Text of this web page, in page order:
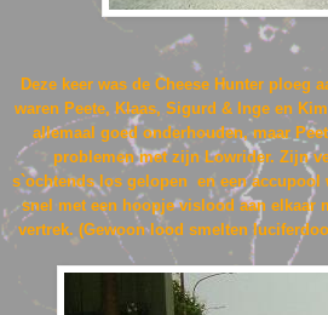
Deze keer was de Cheese Hunter ploeg
waren Peete, Klaas, Sigurd & Inge en
allemaal goed onderhouden, maar
problemen met zijn Lowrider. Zijn
s`ochtends los gelopen en een
snel met een hoopje vislood aan elkaar
vertrek. (Gewoon lood smelten